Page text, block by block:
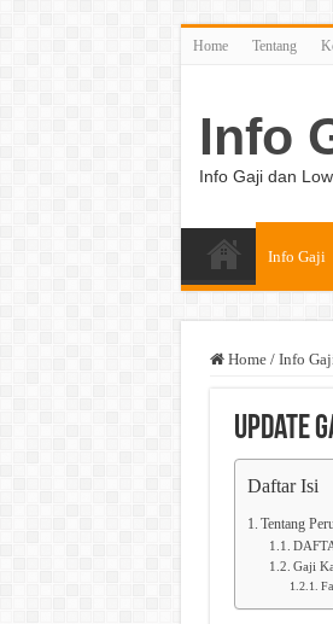
Home Tentang
Info
Info Gaji dan
Info Gaji
Home / Info
Update
Daftar Isi
Tentang
Gaji